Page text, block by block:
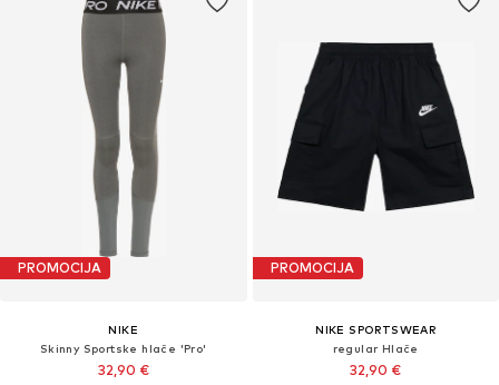
PROMOCIJA
NIKE
Skinny Sportske hlače 'Pro'
32,90 €
PROMOCIJA
NIKE SPORTSWEAR
regular Hlače
32,90 €